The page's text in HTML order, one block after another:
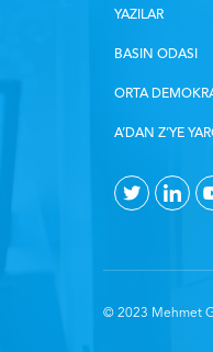
YAZILAR
BASIN ODASI
ORTA
A’DAN Z’YE
© 2023 Mehmet